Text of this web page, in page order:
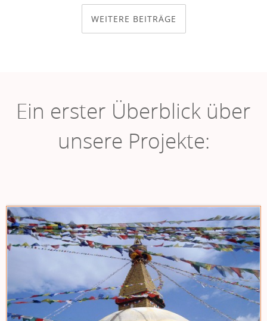
WEITERE BEITRÄGE
Ein erster Überblick über
unsere Projekte: